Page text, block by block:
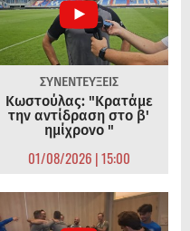
ΣΥΝΕΝΤΕΥΞΕΙΣ
Κωστούλας: "Κρατάμε
την αντίδραση στο β'
ημίχρονο "
01/08/2026 | 15:00